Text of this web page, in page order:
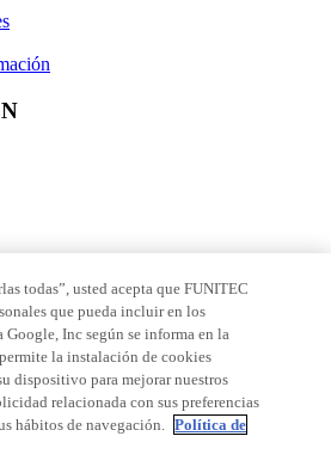
todas”, usted acepta que FUNITEC
que pueda incluir en los
Google, Inc según se informa en la
la instalación de cookies
dispositivo para mejorar nuestros
relacionada con sus preferencias
hábitos de navegación. Política de